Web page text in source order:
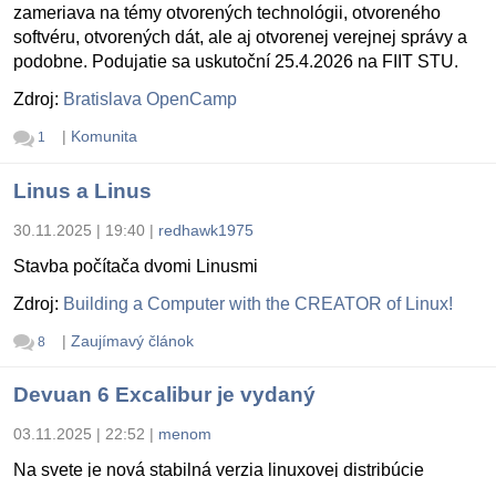
zameriava na témy otvorených technológii, otvoreného
softvéru, otvorených dát, ale aj otvorenej verejnej správy a
podobne. Podujatie sa uskutoční 25.4.2026 na FIIT STU.
Zdroj: Bratislava OpenCamp
1 | Komunita
Linus a Linus
30.11.2025 | 19:40 | redhawk1975
Stavba počítača dvomi Linusmi
Zdroj: Building a Computer with the CREATOR of Linux!
8 | Zaujímavý článok
Devuan 6 Excalibur je vydaný
03.11.2025 | 22:52 | menom
Na svete je nová stabilná verzia linuxovej distribúcie